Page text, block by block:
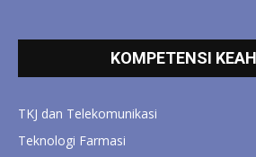
KOMPETENSI
TKJ dan Telekomunikasi
Teknologi Farmasi